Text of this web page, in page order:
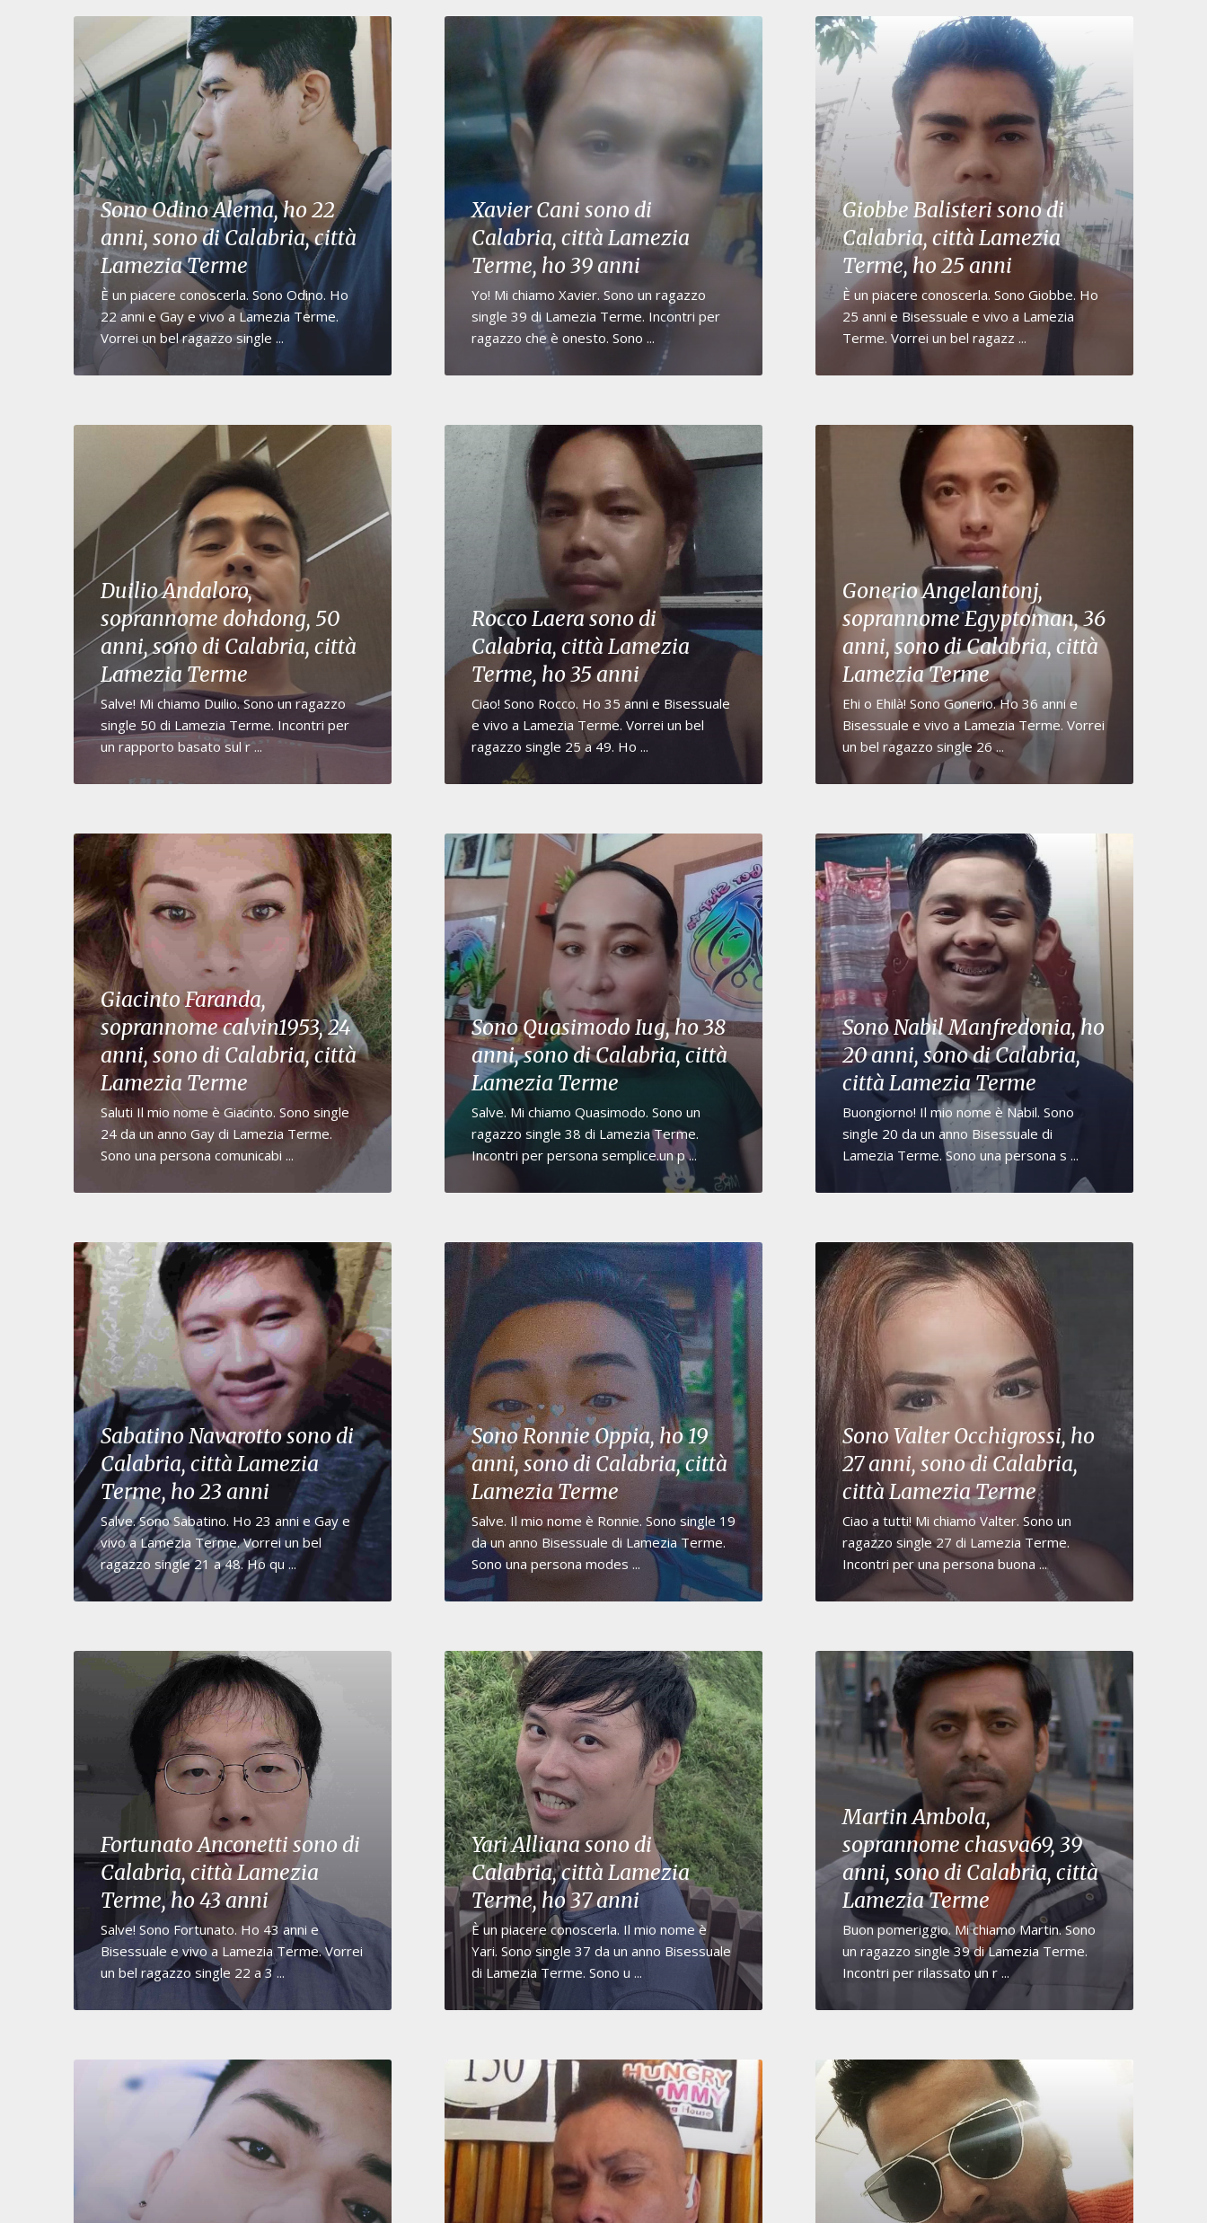
Sono Odino Alema, ho 22
anni, sono di Calabria, città
Lamezia Terme
È un piacere conoscerla. Sono Odino. Ho
22 anni e Gay e vivo a Lamezia Terme.
Vorrei un bel ragazzo single ...
Xavier Cani sono di
Calabria, città Lamezia
Terme, ho 39 anni
Yo! Mi chiamo Xavier. Sono un ragazzo
single 39 di Lamezia Terme. Incontri per
ragazzo che è onesto. Sono ...
Giobbe Balisteri sono di
Calabria, città Lamezia
Terme, ho 25 anni
È un piacere conoscerla. Sono Giobbe. Ho
25 anni e Bisessuale e vivo a Lamezia
Terme. Vorrei un bel ragazz ...
Duilio Andaloro,
soprannome dohdong, 50
anni, sono di Calabria, città
Lamezia Terme
Salve! Mi chiamo Duilio. Sono un ragazzo
single 50 di Lamezia Terme. Incontri per
un rapporto basato sul r ...
Rocco Laera sono di
Calabria, città Lamezia
Terme, ho 35 anni
Ciao! Sono Rocco. Ho 35 anni e Bisessuale
e vivo a Lamezia Terme. Vorrei un bel
ragazzo single 25 a 49. Ho ...
Gonerio Angelantonj,
soprannome Egyptoman, 36
anni, sono di Calabria, città
Lamezia Terme
Ehi o Ehilà! Sono Gonerio. Ho 36 anni e
Bisessuale e vivo a Lamezia Terme. Vorrei
un bel ragazzo single 26 ...
Giacinto Faranda,
soprannome calvin1953, 24
anni, sono di Calabria, città
Lamezia Terme
Saluti Il mio nome è Giacinto. Sono single
24 da un anno Gay di Lamezia Terme.
Sono una persona comunicabi ...
Sono Quasimodo Iug, ho 38
anni, sono di Calabria, città
Lamezia Terme
Salve. Mi chiamo Quasimodo. Sono un
ragazzo single 38 di Lamezia Terme.
Incontri per persona semplice.un p ...
Sono Nabil Manfredonia, ho
20 anni, sono di Calabria,
città Lamezia Terme
Buongiorno! Il mio nome è Nabil. Sono
single 20 da un anno Bisessuale di
Lamezia Terme. Sono una persona s ...
Sabatino Navarotto sono di
Calabria, città Lamezia
Terme, ho 23 anni
Salve. Sono Sabatino. Ho 23 anni e Gay e
vivo a Lamezia Terme. Vorrei un bel
ragazzo single 21 a 48. Ho qu ...
Sono Ronnie Oppia, ho 19
anni, sono di Calabria, città
Lamezia Terme
Salve. Il mio nome è Ronnie. Sono single 19
da un anno Bisessuale di Lamezia Terme.
Sono una persona modes ...
Sono Valter Occhigrossi, ho
27 anni, sono di Calabria,
città Lamezia Terme
Ciao a tutti! Mi chiamo Valter. Sono un
ragazzo single 27 di Lamezia Terme.
Incontri per una persona buona ...
Fortunato Anconetti sono di
Calabria, città Lamezia
Terme, ho 43 anni
Salve! Sono Fortunato. Ho 43 anni e
Bisessuale e vivo a Lamezia Terme. Vorrei
un bel ragazzo single 22 a 3 ...
Yari Alliana sono di
Calabria, città Lamezia
Terme, ho 37 anni
È un piacere conoscerla. Il mio nome è
Yari. Sono single 37 da un anno Bisessuale
di Lamezia Terme. Sono u ...
Martin Ambola,
soprannome chasva69, 39
anni, sono di Calabria, città
Lamezia Terme
Buon pomeriggio. Mi chiamo Martin. Sono
un ragazzo single 39 di Lamezia Terme.
Incontri per rilassato un r ...